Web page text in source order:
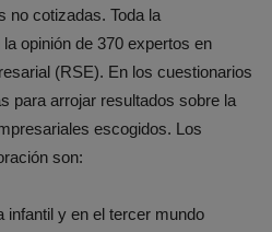
no cotizadas. Toda la
opinión de 370 expertos en
(RSE). En los cuestionarios
para arrojar resultados sobre la
escogidos. Los
son:
infantil y en el tercer mundo